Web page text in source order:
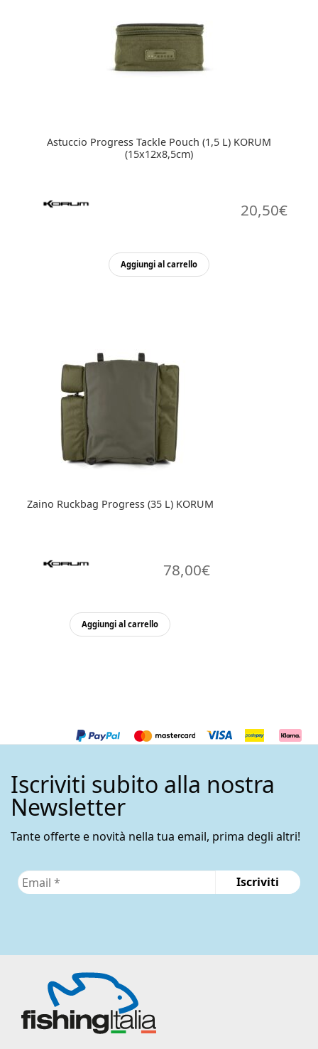
Astuccio Progress Tackle Pouch (1,5 L) KORUM
(15x12x8,5cm)
20,50€
Aggiungi al carrello
Zaino Ruckbag Progress (35 L) KORUM
78,00€
Aggiungi al carrello
Iscriviti subito alla nostra
Newsletter
Tante offerte e novità nella tua email, prima degli altri!